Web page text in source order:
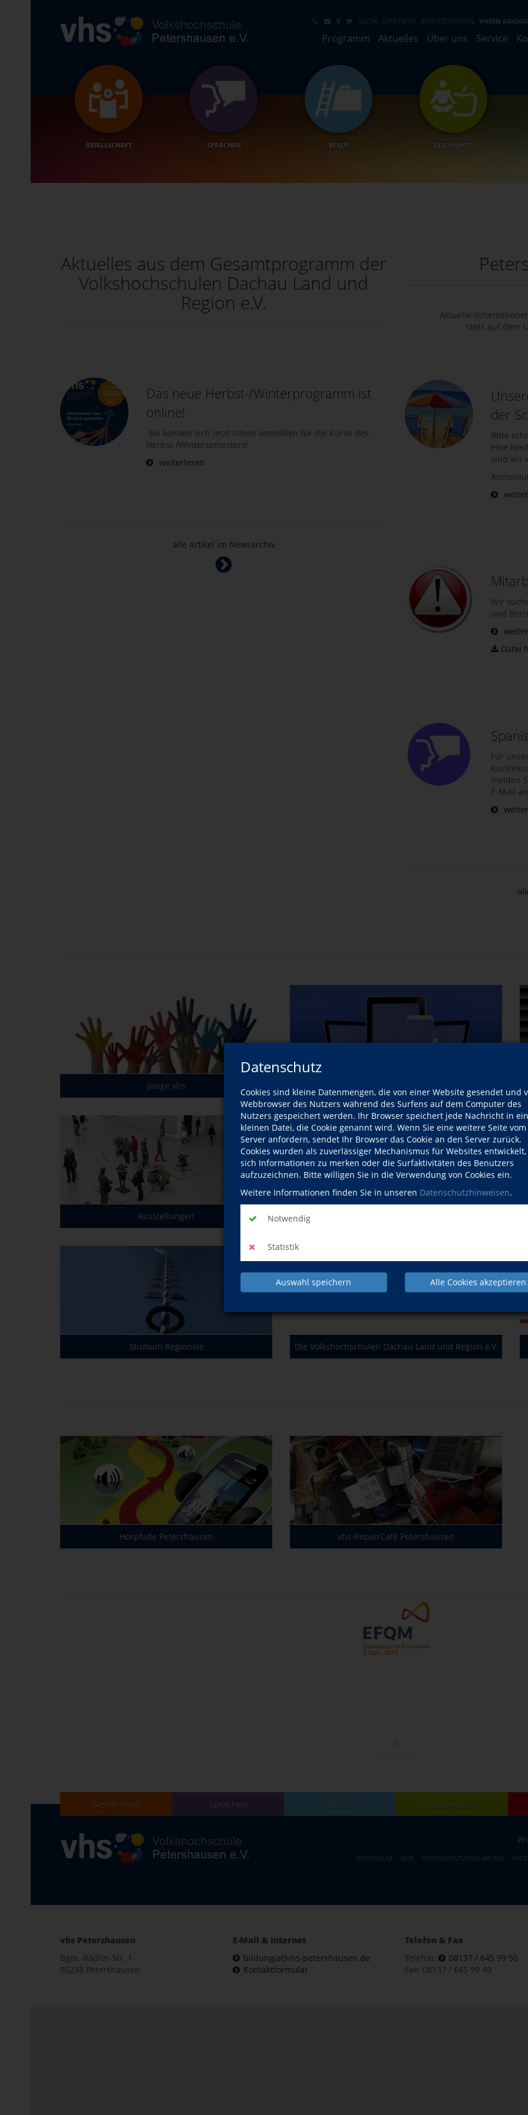
Datenschutz
Cookies sind kleine Datenmengen, die von einer Website gesendet und
Webbrowser des Nutzers während des Surfens auf dem Computer des
Nutzers gespeichert werden. Ihr Browser speichert jede Nachricht in
kleinen Datei, die Cookie genannt wird. Wenn Sie eine weitere Seite vom
Server anfordern, sendet Ihr Browser das Cookie an den Server zurück.
Cookies wurden als zuverlässiger Mechanismus für Websites
sich Informationen zu merken oder die Surfaktivitäten des Benutzers
aufzuzeichnen. Bitte willigen Sie in die Verwendung von Cookies ein.
Weitere Informationen finden Sie in unseren Datenschutzhinweisen.
Notwendig
Statistik
Auswahl speichern Alle Cookies akzeptieren
SUCHE STARTSEITE BENUTZERPROFIL VHSEN
Programm Aktuelles Über uns Service
GESELLSCHAFT SPRACHEN BERUF GESUNDHEIT
Aktuelles aus dem Gesamtprogramm der
Volkshochschulen Dachau Land und
Region e.V.
Das neue Herbst-/Winterprogramm ist
online!
Sie können sich jetzt schon anmelden für die Kurse des
Herbst-/Wintersemesters!
weiterlesen
alle Artikel im Newsarchiv
Aktuelle
stets auf dem
der
Bitte
eine
sind wir
Wir
und
Datei
Für
melden
E-Mail
junge vhs
Ausstellungen
Studium Regionale Die Volkshochschulen Dachau Land und Region e.V.
Hörpfade Petershausen vhs-RepairCafé Petershausen
Gesellschaft Sprachen Beruf Gesundheit
IMPRESSUM AGB DATENSCHUTZERKLÄRUNG
vhs Petershausen
Bgm.-Rädler-Str. 1
85238 Petershausen
E-Mail & Internet
bildung(at)vhs-petershausen.de
Kontaktformular
Telefon & Fax
Telefon:
08137 / 645 99 50
Fax: 08137 / 645 99 49